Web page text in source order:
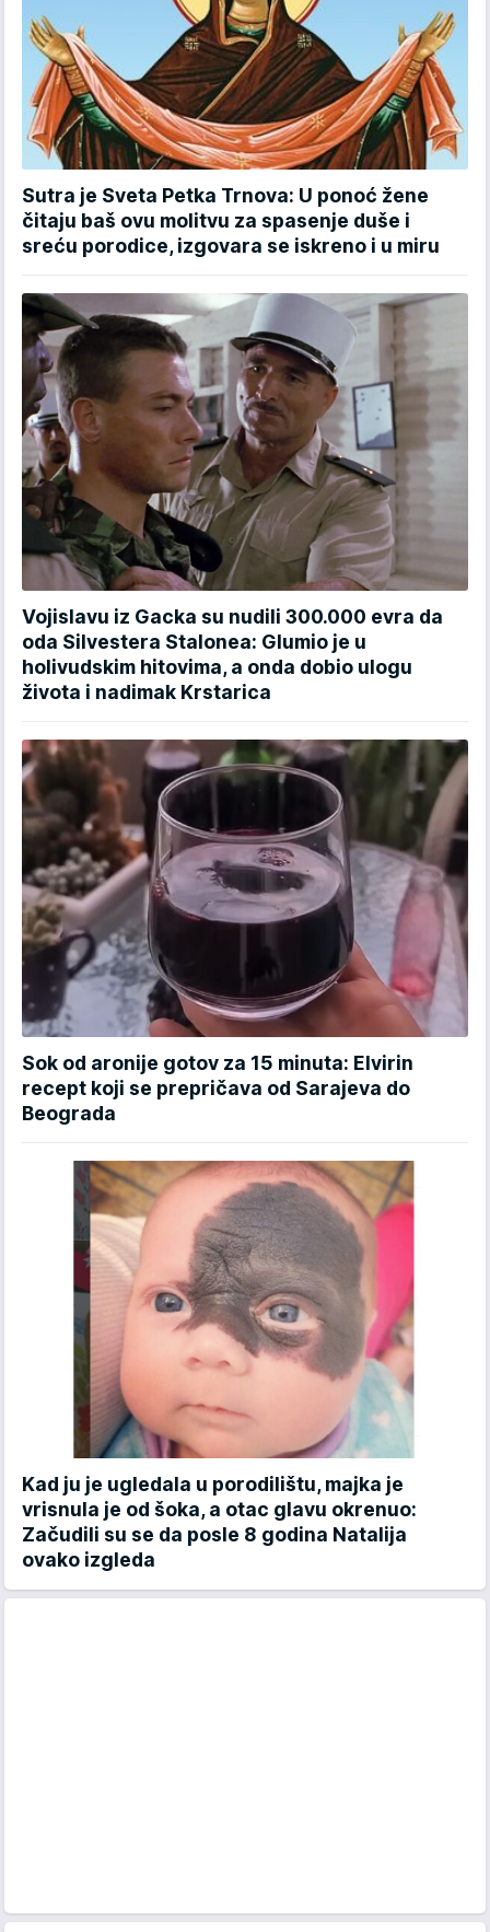
Sutra je Sveta Petka Trnova: U ponoć žene
čitaju baš ovu molitvu za spasenje duše i
sreću porodice, izgovara se iskreno i u miru
Vojislavu iz Gacka su nudili 300.000 evra da
oda Silvestera Stalonea: Glumio je u
holivudskim hitovima, a onda dobio ulogu
života i nadimak Krstarica
Sok od aronije gotov za 15 minuta: Elvirin
recept koji se prepričava od Sarajeva do
Beograda
Kad ju je ugledala u porodilištu, majka je
vrisnula je od šoka, a otac glavu okrenuo:
Začudili su se da posle 8 godina Natalija
ovako izgleda